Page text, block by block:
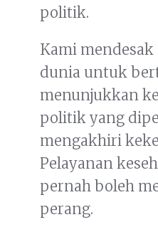
politik.
Kami
dunia untuk
menunjukkan
politik yang
mengakhiri
Pelayanan
pernah boleh
perang.